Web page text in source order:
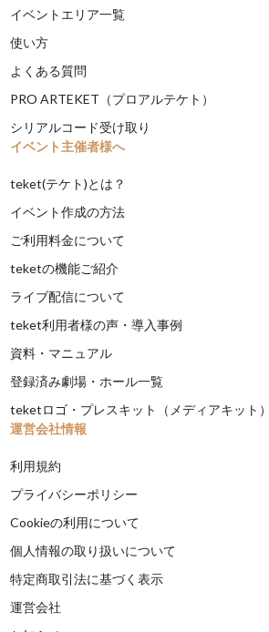
イベントエリア一覧
使い方
よくある質問
PRO ARTEKET（プロアルテケト）
シリアルコード受け取り
イベント主催者様へ
teket(テケト)とは？
イベント作成の方法
ご利用料金について
teketの機能ご紹介
ライブ配信について
teket利用者様の声・導入事例
資料・マニュアル
登録済み劇場・ホール一覧
teketロゴ・プレスキット（メディアキット）
運営会社情報
利用規約
プライバシーポリシー
Cookieの利用について
個人情報の取り扱いについて
特定商取引法に基づく表示
運営会社